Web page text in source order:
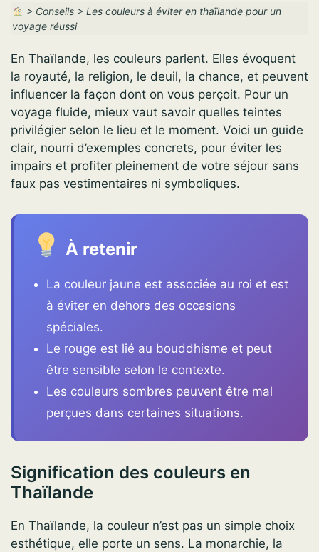
> Conseils> Les couleurs à éviter en thaïlande pour un
voyage réussi
En Thaïlande, les couleurs parlent. Elles évoquent
la royauté, la religion, le deuil, la chance, et peuvent
influencer la façon dont on vous perçoit. Pour un
voyage fluide, mieux vaut savoir quelles teintes
privilégier selon le lieu et le moment. Voici un guide
clair, nourri d’exemples concrets, pour éviter les
impairs et profiter pleinement de votre séjour sans
faux pas vestimentaires ni symboliques.
À retenir
La couleur jaune est associée au roi et est
à éviter en dehors des occasions
spéciales.
Le rouge est lié au bouddhisme et peut
être sensible selon le contexte.
Les couleurs sombres peuvent être mal
perçues dans certaines situations.
Signification des couleurs en
Thaïlande
En Thaïlande, la couleur n’est pas un simple choix
esthétique, elle porte un sens. La monarchie, la